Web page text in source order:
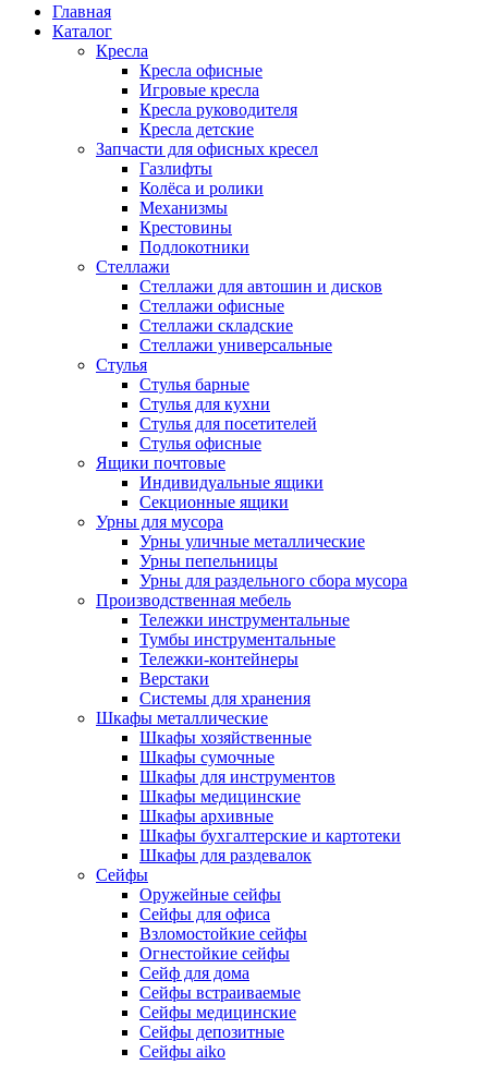
Главная
Каталог
Кресла
Кресла офисные
Игровые кресла
Кресла руководителя
Кресла детские
Запчасти для офисных кресел
Газлифты
Колёса и ролики
Механизмы
Крестовины
Подлокотники
Стеллажи
Стеллажи для автошин и дисков
Стеллажи офисные
Стеллажи складские
Стеллажи универсальные
Стулья
Стулья барные
Стулья для кухни
Стулья для посетителей
Стулья офисные
Ящики почтовые
Индивидуальные ящики
Секционные ящики
Урны для мусора
Урны уличные металлические
Урны пепельницы
Урны для раздельного сбора мусора
Производственная мебель
Тележки инструментальные
Тумбы инструментальные
Тележки-контейнеры
Верстаки
Системы для хранения
Шкафы металлические
Шкафы хозяйственные
Шкафы сумочные
Шкафы для инструментов
Шкафы медицинские
Шкафы архивные
Шкафы бухгалтерские и картотеки
Шкафы для раздевалок
Сейфы
Оружейные сейфы
Сейфы для офиса
Взломостойкие сейфы
Огнестойкие сейфы
Cейф для дома
Сейфы встраиваемые
Сейфы медицинские
Сейфы депозитные
Сейфы aiko